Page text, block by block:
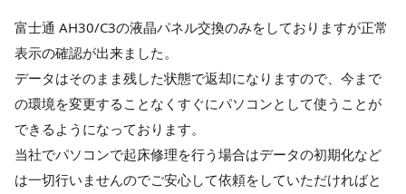
富士通 AH30/C3の液晶パネル交換のみをしておりますが正常
表示の確認が出来ました。
データはそのまま残した状態で返却になりますので、今まで
の環境を変更することなくすぐにパソコンとして使うことが
できるようになっております。
当社でパソコンで起床修理を行う場合はデータの初期化など
は一切行いませんのでご安心して依頼をしていただければと